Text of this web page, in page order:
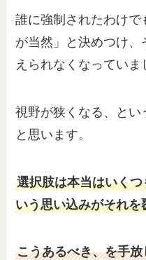
誰に強制されたわけ
が当然」と決めつけ
えられなくなっていま
視野が狭くなる、と
と思います。
選択肢は本当はいく
いう思い込みがそれ
こうあるべき、を手